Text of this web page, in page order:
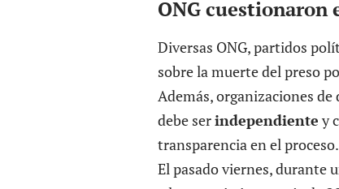
ONG
Diversas ONG, partidos
sobre la muerte del preso
Además, organizaciones
debe serindependiente y
transparencia en el proceso.
El pasado viernes, durante